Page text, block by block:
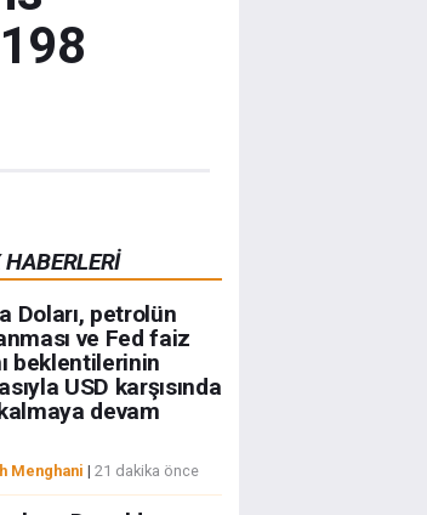
HABERLERİ
Doları, petrolün
ve Fed faiz
beklentilerinin
USD karşısında
devam
Menghani | 21 dakika önce